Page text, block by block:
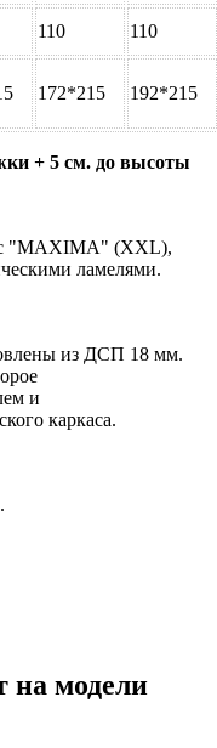
110
110
172*215 192*215
+ 5 см. до высоты
"MAXIMA" (XXL),
ламелями.
из ДСП 18 мм.
и
каркаса.
на модели